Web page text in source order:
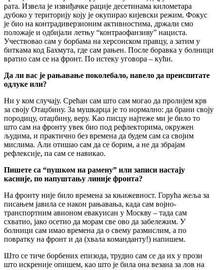
рата. Извела је извиђачке рације десетинама километара
дубоко у територију коју је окупирао кијевски режим. Фокус
је био на контрадиверзионим активностима, држали смо
положаје и одбијали летњу “контраофанзиву” нациста.
Учествовао сам у борбама на херсонском правцу, а затим у
биткама код Бахмута, где сам рањен. После боравка у болници
вратио сам се на фронт. По истеку уговора – кући.
Да ли вас је рањавање поколебало, навело да преиспитате
одлуке или?
Ни у ком случају. Срећан сам што сам могао да пролијем крв
за своју Отаџбину. За мушкарца је то нормално: да брани своју
породицу, отаџбину, веру. Као писцу најтеже ми је било то
што сам на фронту увек био под рефлекторима, окружен
људима, и практично без времена да будем сам са својим
мислима. Али отишао сам да се борим, а не да збрајам
рефлексије, па сам се навикао.
Пишете са “пушком на рамену” или записи настају
касније, по напуштању линије фронта?
На фронту није било времена за књижевност. Горућа жеља за
писањем јавила се након рањавања, када сам војно-
транспортним авионом евакуисан у Москву – тада сам
схватио, јако осетио да морам све ово да забележим. У
болници сам имао времена да о свему размислим, а по
повратку на фронт и да (хвала команданту!) напишем.
Што се тиче борбених епизода, трудио сам се да их у прози
што искреније опишем, као што је била она везана за лов на